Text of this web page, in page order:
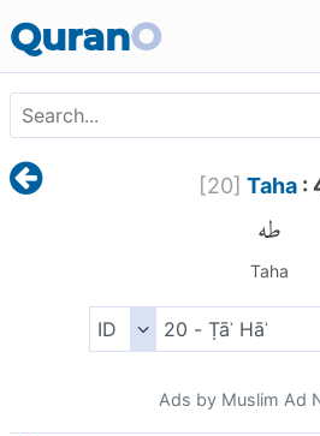
QuranO
[20] Taha:
طه
Taha
Ads by Muslim Ad